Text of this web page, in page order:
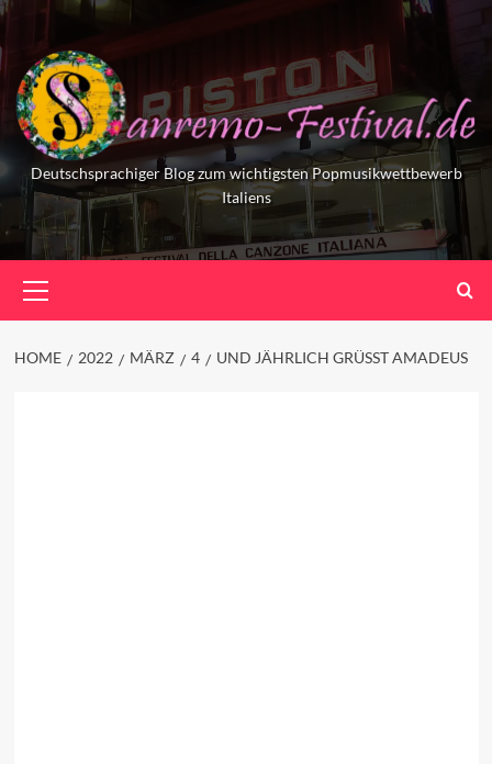
Skip
to
content
Deutschsprachiger Blog zum wichtigsten Popmusikwettbewerb
Italiens
Menu
HOME 2022 MÄRZ 4 UND JÄHRLICH GRÜSST AMADEUS